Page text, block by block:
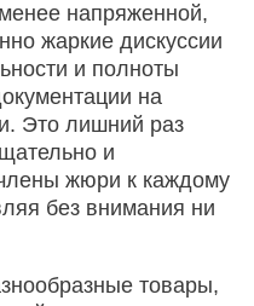
напряженной,
жаркие дискуссии
и полноты
на
Это лишний раз
и
жюри к каждому
без внимания ни
товары,